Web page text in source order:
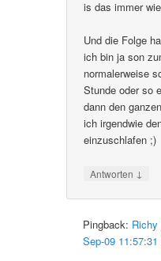
is das immer
Und die Folge
ich bin ja son
normalerweise
Stunde oder so
dann den
ich irgendwie
einzuschlafen ;)
Antworten ↓
Pingback: Richy
Sep-09